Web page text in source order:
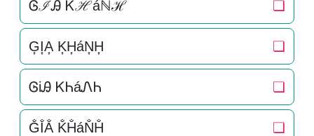
ᎶℐᎯ Ꮶℋáℕℋ ❏
G͎I͎A͎ K͎H͎áN͎H͎ ❏
ᎶiᎯ ᏦᏂáᏁᏂ ❏
G̐I̐A̐ K̐H̐áN̐H̐ ❏